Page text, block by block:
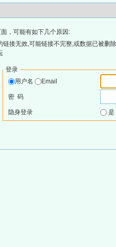
，可能有如下几个原因:
接无效,可能链接不完整,或数据已被删
登录
用户名
Email
密 码
隐身登录